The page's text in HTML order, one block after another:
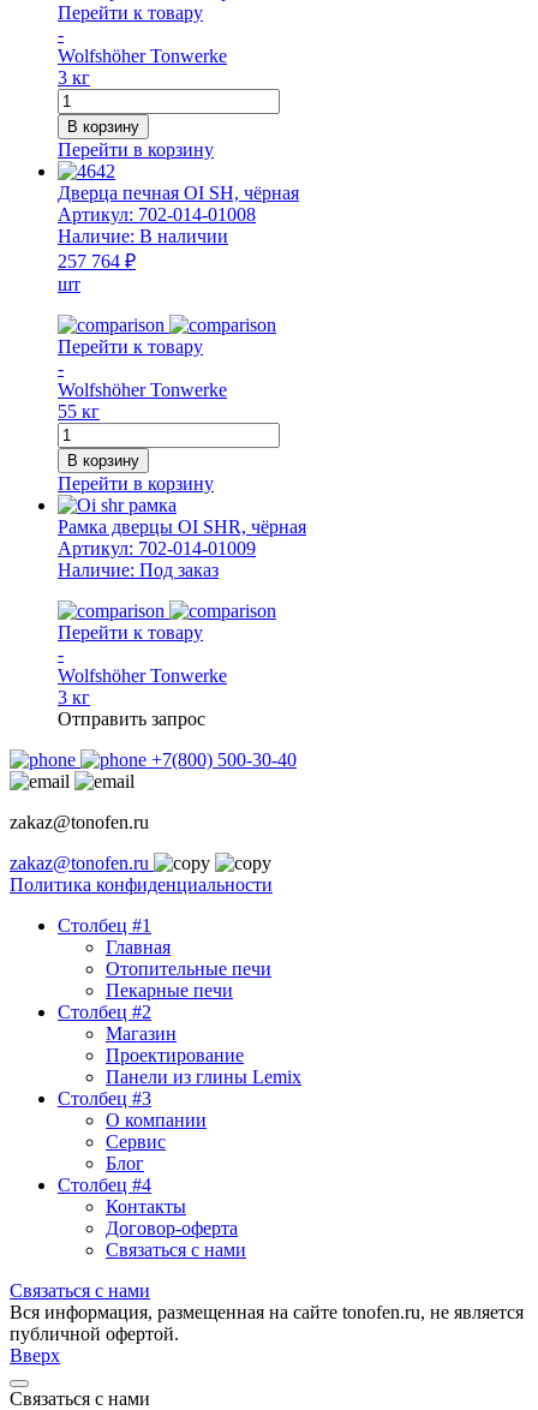
Перейти к товару
-
Wolfshöher Tonwerke
3 кг
Количество
товара
Рамка
для
печи
Дровушка
S,
тип
SJR,
черная
В корзину
Перейти в корзину
Дверца печная OI SH, чёрная
Артикул: 702-014-01008
Наличие: В наличии
257 764 ₽
шт
Перейти к товару
-
Wolfshöher Tonwerke
55 кг
Количество
товара
Дверца
печная
OI
SH,
чёрная
В корзину
Перейти в корзину
Рамка дверцы OI SHR, чёрная
Артикул: 702-014-01009
Наличие: Под заказ
Перейти к товару
-
Wolfshöher Tonwerke
3 кг
Отправить запрос
+7(800) 500-30-40
zakaz@tonofen.ru
zakaz@tonofen.ru
Политика конфиденциальности
Столбец #1
Главная
Отопительные печи
Пекарные печи
Столбец #2
Магазин
Проектирование
Панели из глины Lemix
Столбец #3
О компании
Сервис
Блог
Столбец #4
Контакты
Договор-оферта
Связаться с нами
Связаться с нами
Вся информация, размещенная на сайте tonofen.ru, не является
публичной офертой.
Вверх
Связаться с нами